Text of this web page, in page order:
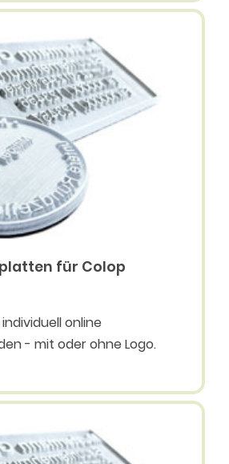
für Colop
online
- mit oder ohne Logo.